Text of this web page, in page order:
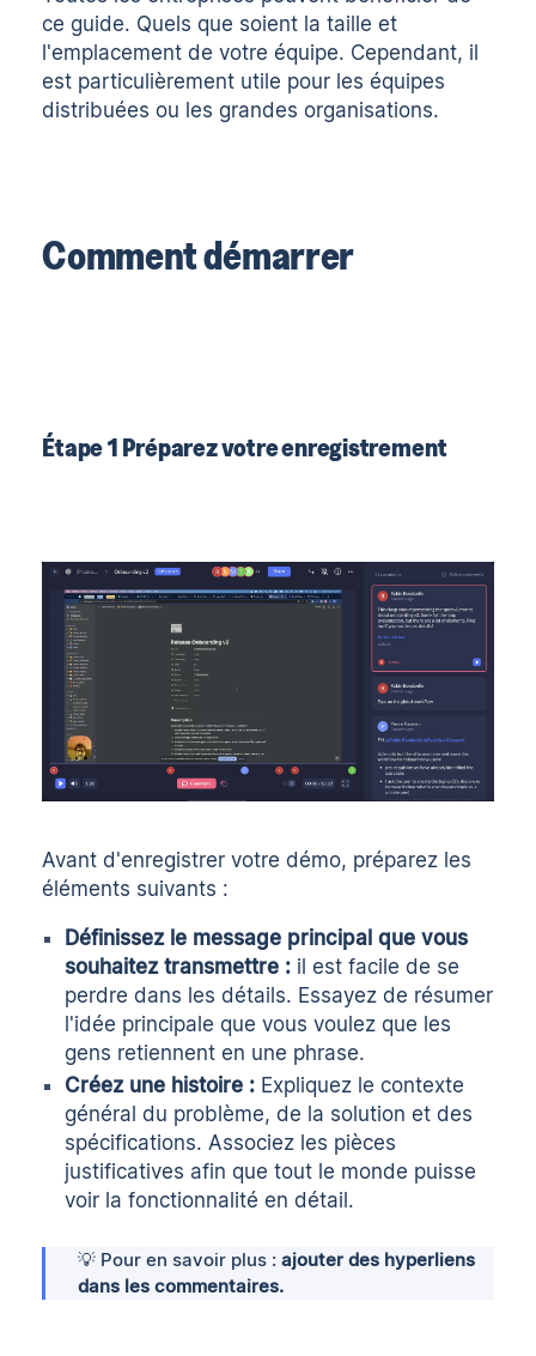
ce guide. Quels que soient la taille et
l'emplacement de votre équipe. Cependant, il
est particulièrement utile pour les équipes
distribuées ou les grandes organisations.
Comment démarrer
Étape 1 Préparez votre enregistrement
Avant d'enregistrer votre démo, préparez les
éléments suivants :
Définissez le message principal que vous
souhaitez transmettre : il est facile de se
perdre dans les détails. Essayez de résumer
l'idée principale que vous voulez que les
gens retiennent en une phrase.
Créez une histoire : Expliquez le contexte
général du problème, de la solution et des
spécifications. Associez les pièces
justificatives afin que tout le monde puisse
voir la fonctionnalité en détail.
💡 Pour en savoir plus : ajouter des hyperliens
dans les commentaires.